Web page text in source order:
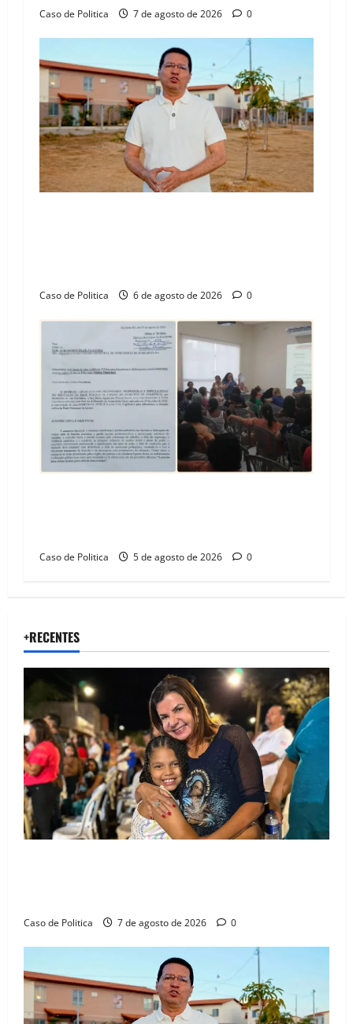
Caso de Politica 7 de agosto de 2026 0
Caso de Politica 6 de agosto de 2026 0
Caso de Politica 5 de agosto de 2026 0
+RECENTES
Caso de Politica 7 de agosto de 2026 0